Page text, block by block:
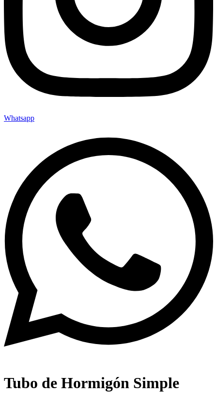
Whatsapp
Tubo de Hormigón Simple